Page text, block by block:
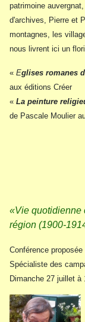
patrimoine
d'archives, Pierre et
montagnes, les
nous livrent ici un
« Eglises romanes
aux éditions Créer
« La peinture
de Pascale Moulier
«Vie quotidienne
région (1900-
Conférence
Spécialiste des
Dimanche 27 juillet à